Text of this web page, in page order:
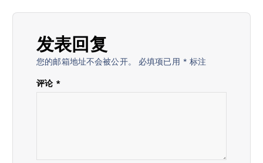
发表回复
您的邮箱地址不会被公开。 必填项已用 * 标注
评论 *